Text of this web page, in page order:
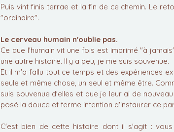
Puis vint finis terrae et la fin de ce chemin. Le
"ordinaire".
Le cerveau humain n'oublie pas.
Ce que l'humain vit une fois est imprimé "à
une autre histoire. Il y a peu, je me suis souvenue.
Et il m'a fallu tout ce temps et des expériences
seule et même chose, un seul et même être.
suis souvenue d'elles et que je leur ai de
posé la douce et ferme intention d'instaurer ce
C'est bien de cette histoire dont il s'agit :